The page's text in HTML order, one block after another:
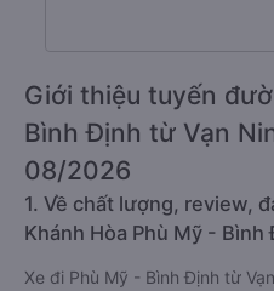
Giới thiệu tuyến
Bình Định từ Vạn
08/2026
1. Về chất lượng, review,
Khánh Hòa Phù Mỹ - Bình
Xe đi Phù Mỹ - Bình Định từ